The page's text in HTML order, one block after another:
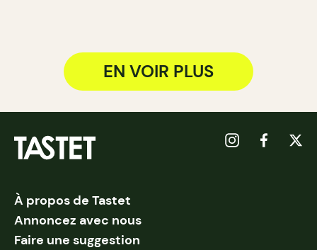
EN VOIR PLUS
À propos de Tastet
Annoncez avec nous
Faire une suggestion